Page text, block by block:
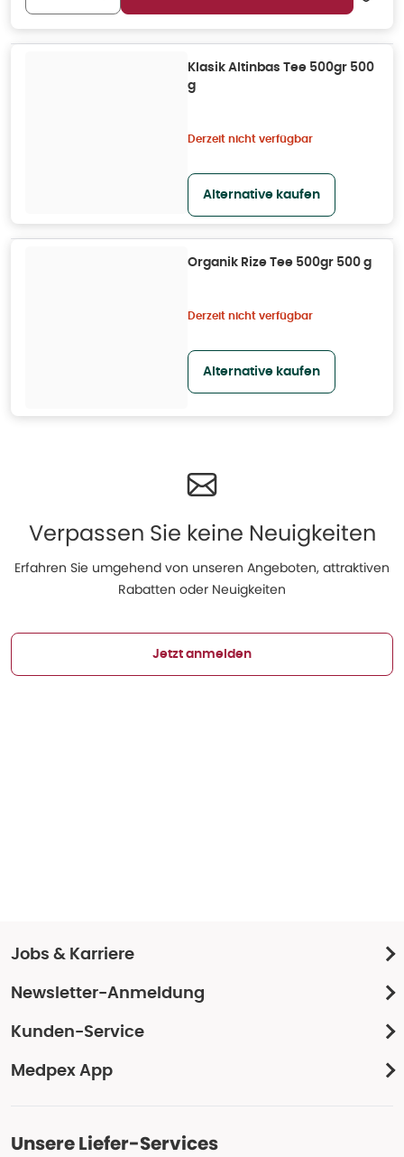
Klasik Altinbas Tee 500gr 500
g
Derzeit nicht verfügbar
Alternative kaufen
Organik Rize Tee 500gr 500 g
Derzeit nicht verfügbar
Alternative kaufen
Verpassen Sie keine Neuigkeiten
Erfahren Sie umgehend von unseren Angeboten, attraktiven
Rabatten oder Neuigkeiten
Jetzt anmelden
Jobs & Karriere
Newsletter-Anmeldung
Kunden-Service
Medpex App
Unsere Liefer-Services